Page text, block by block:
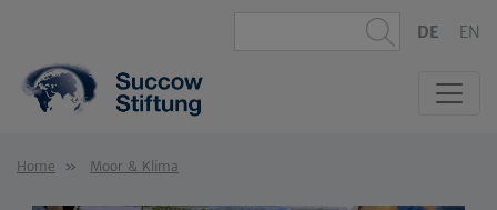
DE EN
Home Moor & Klima